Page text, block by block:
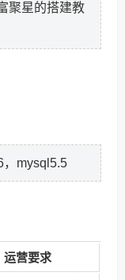
聚星的搭建教
，mysql5.5
运营要求